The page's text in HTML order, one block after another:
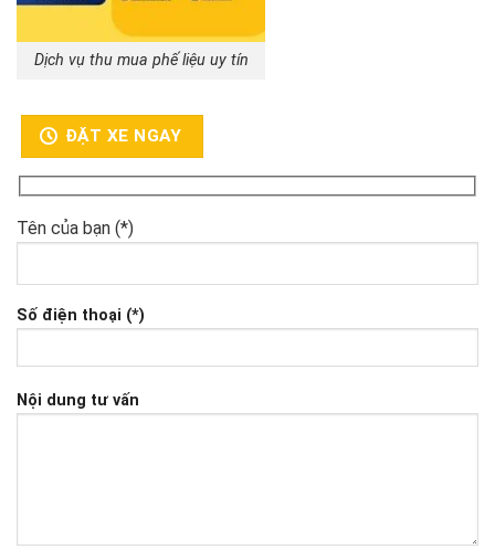
Dịch vụ thu mua phế liệu uy tín
ĐẶT XE NGAY
Tên của bạn (*)
Số điện thoại (*)
Nội dung tư vấn